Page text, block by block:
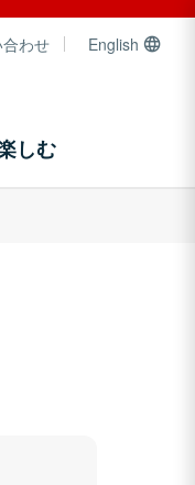
わせ English
しむ